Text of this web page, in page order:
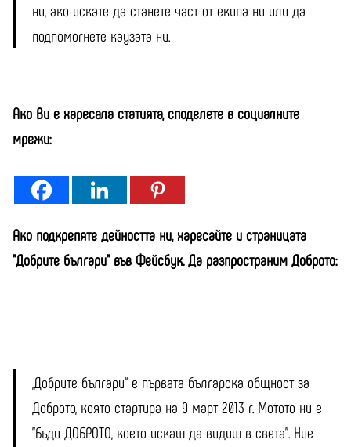
ни, ако искате да станете част от екипа ни или да
подпомогнете каузата ни.
Ако Ви е харесала статията, споделете в социалните
мрежи:
Ако подкрепяте дейността ни, харесайте и страницата
"Добрите българи" във Фейсбук. Да разпространим Доброто:
„Добрите българи“ е първата българска общност за
Доброто, която стартира на 9 март 2013 г. Мотото ни е
"Бъди ДОБРОТО, което искаш да видиш в света". Ние